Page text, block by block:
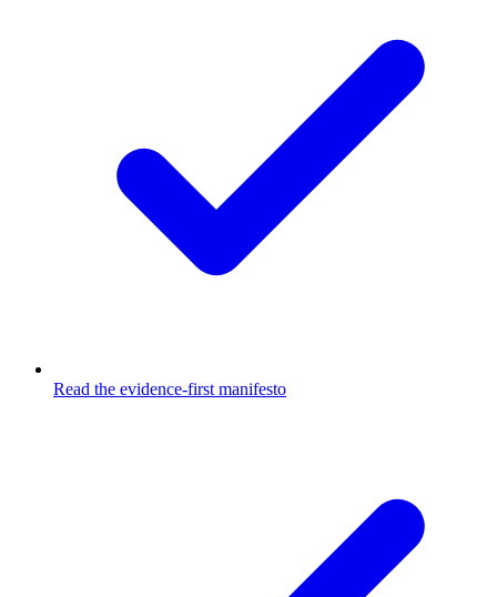
Read the evidence-first manifesto